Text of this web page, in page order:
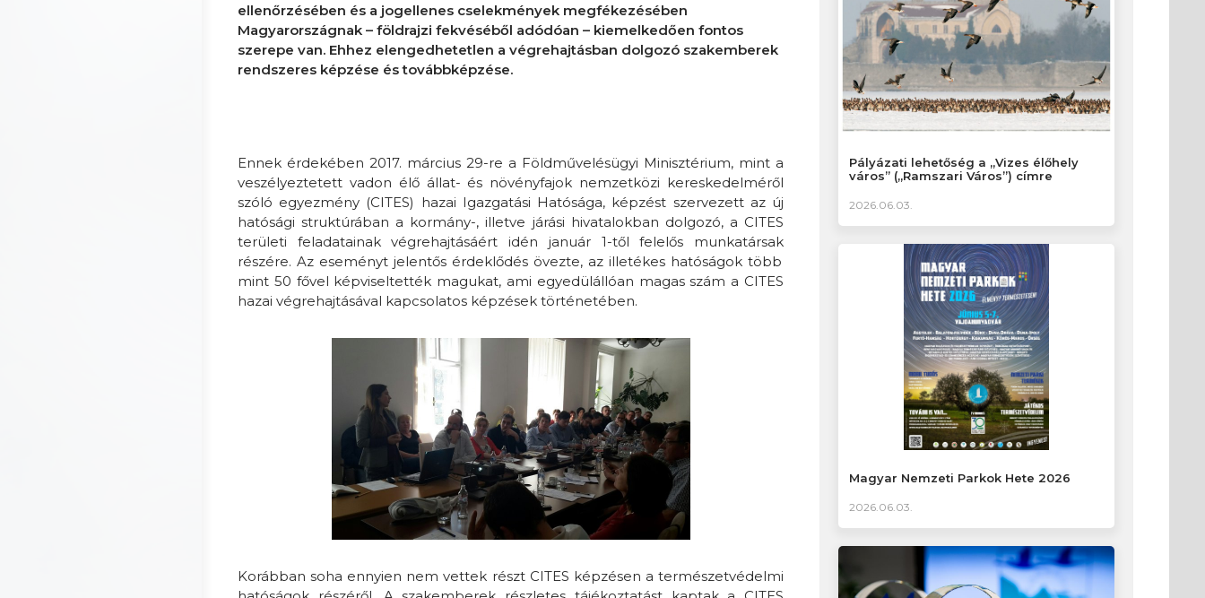
ellenőrzésében és a jogellenes cselekmények megfékezésében
Magyarországnak – földrajzi fekvéséből adódóan – kiemelkedően fontos
szerepe van. Ehhez elengedhetetlen a végrehajtásban dolgozó szakemberek
rendszeres képzése és továbbképzése.
Ennek érdekében 2017. március 29-re a Földművelésügyi Minisztérium, mint a
veszélyeztetett vadon élő állat- és növényfajok nemzetközi kereskedelméről
szóló egyezmény (CITES) hazai Igazgatási Hatósága, képzést szervezett az új
hatósági struktúrában a kormány-, illetve járási hivatalokban dolgozó, a CITES
területi feladatainak végrehajtásáért idén január 1-től felelős munkatársak
részére. Az eseményt jelentős érdeklődés övezte, az illetékes hatóságok több
mint 50 fővel képviseltették magukat, ami egyedülállóan magas szám a CITES
hazai végrehajtásával kapcsolatos képzések történetében.
Korábban soha ennyien nem vettek részt CITES képzésen a természetvédelmi
Pályázati lehetőség a „Vizes élőhely
város” („Ramszari Város”) címre
2026.06.03.
Magyar Nemzeti Parkok Hete 2026
2026.06.03.